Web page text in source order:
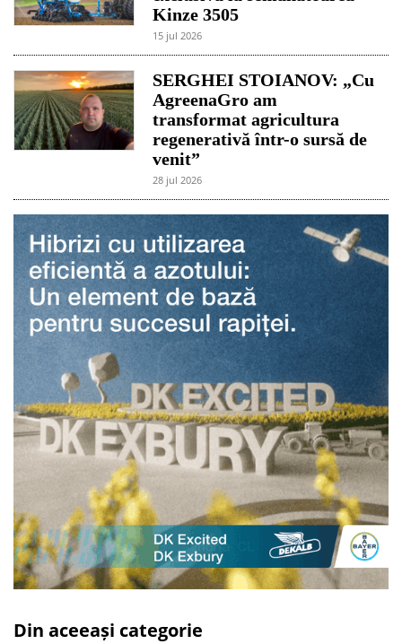
Kinze 3505
15 jul 2026
SERGHEI STOIANOV: „Cu
AgreenaGro am
transformat agricultura
regenerativă într-o sursă de
venit”
28 jul 2026
Din aceeași categorie